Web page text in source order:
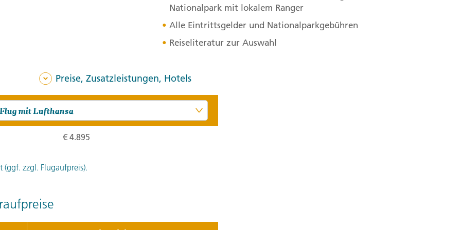
treffen wir dann auf eine ungewöhnliche Ansammlung der Baumaloen.
Normalerweise stehen die bis zu fünf Meter hohen Pflanzen einzeln in der
zweitgrößten Schluchtensystems weltweit genug Stoff für einen ganzen
Fotoabend! 430 km (F, A)
Tagesverlaufansehen
Lüderitz. An das raue Klima mussten sich die Wildpferde über Generationen
Nationalpark mit lokalem Ranger
Alle Eintrittsgelder und Nationalparkgebühren
Reiseliteratur zur Auswahl
Preise, Zusatzleistungen, Hotels
€ 4.895
(ggf. zzgl. Flugaufpreis).